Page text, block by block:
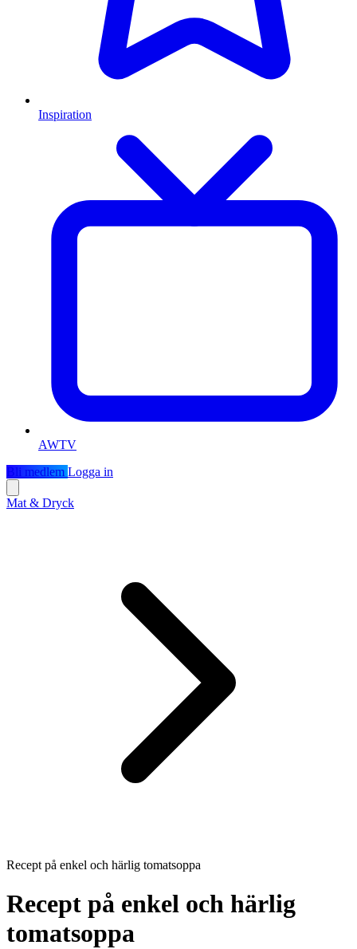
Inspiration
AWTV
Bli medlem Logga in
Mat & Dryck
Recept på enkel och härlig tomatsoppa
Recept på enkel och härlig
tomatsoppa